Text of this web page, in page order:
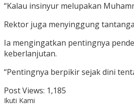
“Kalau insinyur melupakan
Rektor juga menyinggung
Ia mengingatkan pentingnya
keberlanjutan.
“Pentingnya berpikir sejak dini
Post Views: 1,185
Ikuti Kami